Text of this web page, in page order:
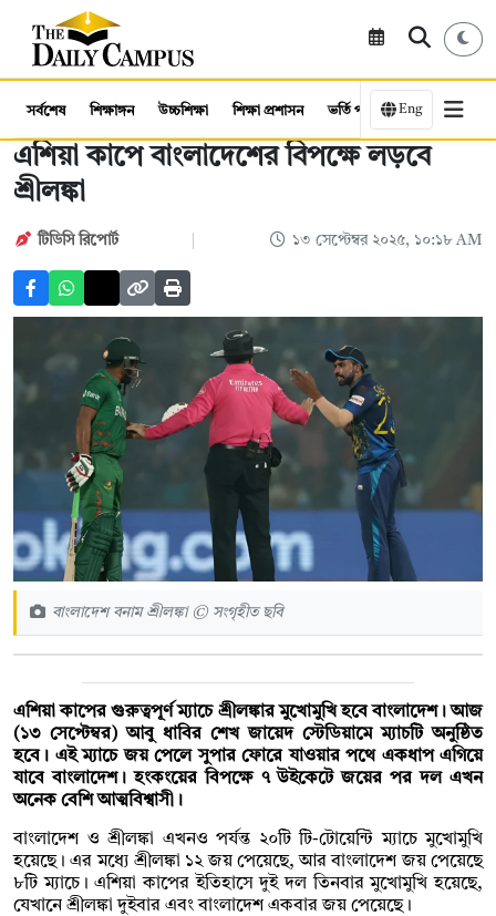
সর্বশেষ শিক্ষাঙ্গন উচ্চশিক্ষা শিক্ষা প্রশাসন ভর্তি পরীক্ষা কর্মসংস্থান
Eng
এশিয়া কাপে বাংলাদেশের বিপক্ষে লড়বে
শ্রীলঙ্কা
টিডিসি রিপোর্ট ১৩ সেপ্টেম্বর ২০২৫, ১০:১৮ AM
বাংলাদেশ বনাম শ্রীলঙ্কা © সংগৃহীত ছবি
এশিয়া কাপের গুরুত্বপূর্ণ ম্যাচে শ্রীলঙ্কার মুখোমুখি হবে বাংলাদেশ। আজ
(১৩ সেপ্টেম্বর) আবু ধাবির শেখ জায়েদ স্টেডিয়ামে ম্যাচটি অনুষ্ঠিত
হবে। এই ম্যাচে জয় পেলে সুপার ফোরে যাওয়ার পথে একধাপ এগিয়ে
যাবে বাংলাদেশ। হংকংয়ের বিপক্ষে ৭ উইকেটে জয়ের পর দল এখন
অনেক বেশি আত্মবিশ্বাসী।
বাংলাদেশ ও শ্রীলঙ্কা এখনও পর্যন্ত ২০টি টি-টোয়েন্টি ম্যাচে মুখোমুখি
হয়েছে। এর মধ্যে শ্রীলঙ্কা ১২ জয় পেয়েছে, আর বাংলাদেশ জয় পেয়েছে
৮টি ম্যাচে। এশিয়া কাপের ইতিহাসে দুই দল তিনবার মুখোমুখি হয়েছে,
যেখানে শ্রীলঙ্কা দুইবার এবং বাংলাদেশ একবার জয় পেয়েছে।